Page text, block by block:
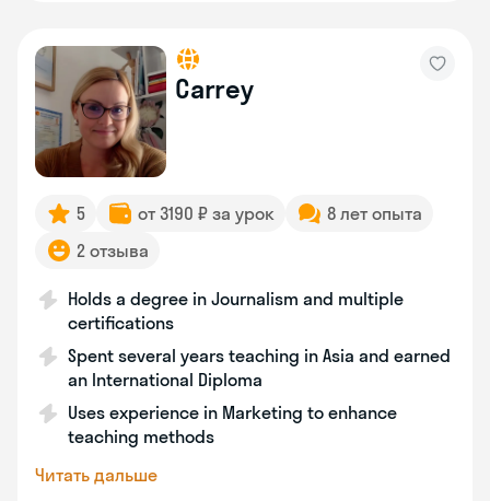
Carrey
5 от 3190 ₽ за урок
8 лет опыта
2 отзыва
Holds a degree in Journalism and multiple
certifications
Spent several years teaching in Asia and earned
an International Diploma
Uses experience in Marketing to enhance
teaching methods
Читать дальше